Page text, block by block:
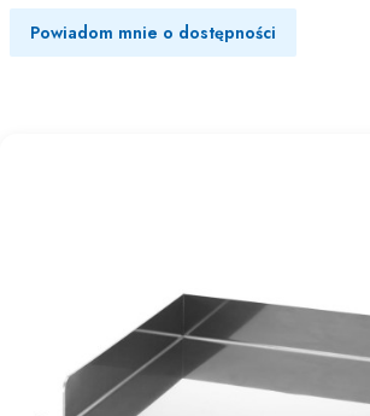
Powiadom mnie o dostępności